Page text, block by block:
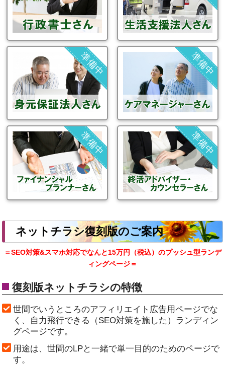
準備中 準備中
準備中 準備中
ネットチラシ復刻版のご案内
＝SEO対策&スマホ対応でなんと15万円（税込）のプッシュ型ランデ
ィングページ＝
復刻版ネットチラシの特徴
世間でいうところのアフィリエイト広告用ページでな
く、自力飛行できる（SEO対策を施した）ランディン
グページです。
用途は、世間のLPと一緒で単一目的のためのページで
す。